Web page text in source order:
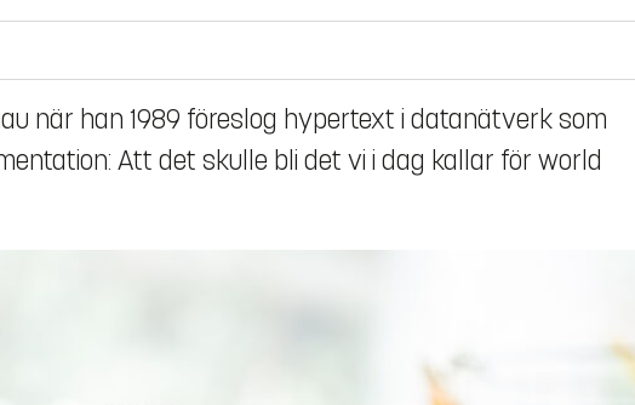
när han 1989 föreslog hypertext i datanätverk som
Att det skulle bli det vi i dag kallar för world